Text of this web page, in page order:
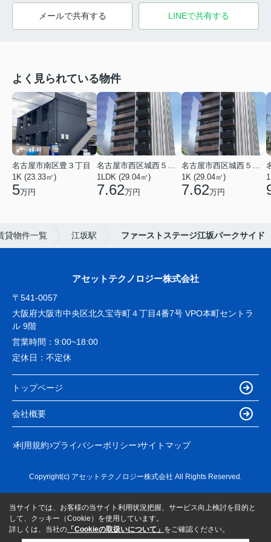
メールで共有する LINEで共有する
よく見られている物件
名古屋市南区豊３丁目
1K (23.33㎡)
5万円
名古屋市西区城西５丁目
1LDK (29.04㎡)
7.62万円
名古屋市西区城西５丁目
1K (29.04㎡)
7.62万円
貸物件一覧 江坂駅 ファーストステージ江坂パークサイド
アセットテクノロジー株式会社
〒541-0057
大阪府大阪市中央区北久宝寺町４丁目4番7号 VPO本町セントラ
ル 9階
営業時間： 9:00~18:00
定休日： 不定休
トップページ
会社概要
利用規約 プライバシーポリシー サイトマップ
Copyright(c) アセットテクノロジー株式会社 All Rights Reserved.
当サイトでは、お客様の当サイト利用状況把握、サービス向上検討を目的と
して、クッキー（Cookie）を使用しています。
詳しくは、当社の 「Cookieの取扱いについて」 をご確認ください。